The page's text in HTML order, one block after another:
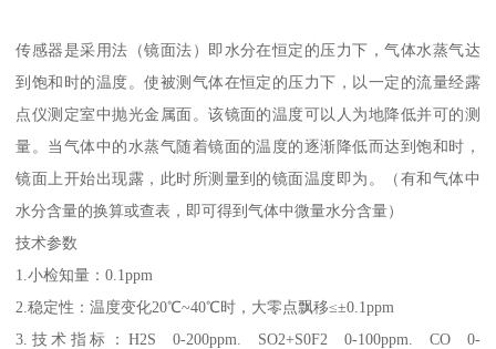
传感器是采用法（镜面法）即水分在恒定的压力下，气体水蒸气达
到饱和时的温度。使被测气体在恒定的压力下，以一定的流量经露
点仪测定室中抛光金属面。该镜面的温度可以人为地降低并可的测
量。当气体中的水蒸气随着镜面的温度的逐渐降低而达到饱和时，
镜面上开始出现露，此时所测量到的镜面温度即为。（有和气体中
水分含量的换算或查表，即可得到气体中微量水分含量）
技术参数
1.小检知量：0.1ppm
2.稳定性：温度变化20℃~40℃时，大零点飘移≤±0.1ppm
3.技术指标：H2S 0-200ppm. SO2+S0F2 0-100ppm. CO 0-